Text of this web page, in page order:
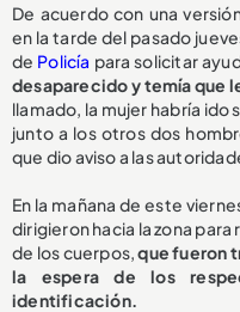
De acuerdo con una
en la tarde del pasado
de Policía para solicitar
desaparecido y temía que
llamado, la mujer habría ido
junto a los otros dos
que dio aviso a las
En la mañana de este
dirigieron hacia la zona
de los cuerpos,que fueron
la espera de los
identificación.